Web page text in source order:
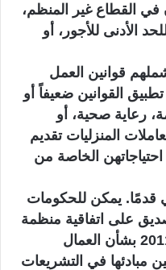
في القطاع غير المنظم،
الأدنى للأجور، أو
قوانين العمل
القوانين ضعيفاً أو
رعاية صحية، أو
المنزليات تقديم
احتياجاتهن الخاصة من
يمكن للحكومات
على اتفاقية منظمة
العمل الدولية (رقم 189) لعام 2011 بشأن العمال
مبادئها في التشريعات